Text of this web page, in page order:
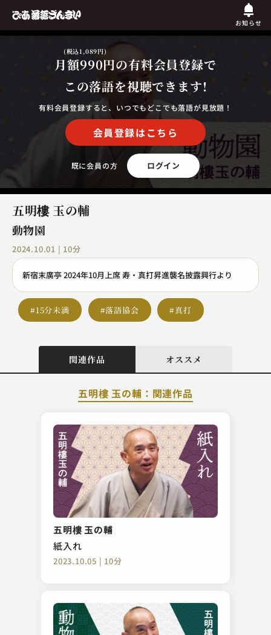
お知らせ
月額990円
(税込1,089円)
の有料会員登録で
この落語を視聴できます!
有料会員登録すると、いつでもどこでも落語が見放題！
会員登録はこちら
既に会員の方 ログイン
五明樓 玉の輔
動物園
2024.10.01 | 10分
新宿末廣亭 2024年10月上席 寿・真打昇進襲名披露興行より
#15分未満 #落語協会 #真打
関連作品 オススメ
五明樓 玉の輔：関連作品
五明樓 玉の輔
紙入れ
2023.10.05 | 10分
一玄亭 米多朗
粗忽の釘
2025.02.15 | 13分